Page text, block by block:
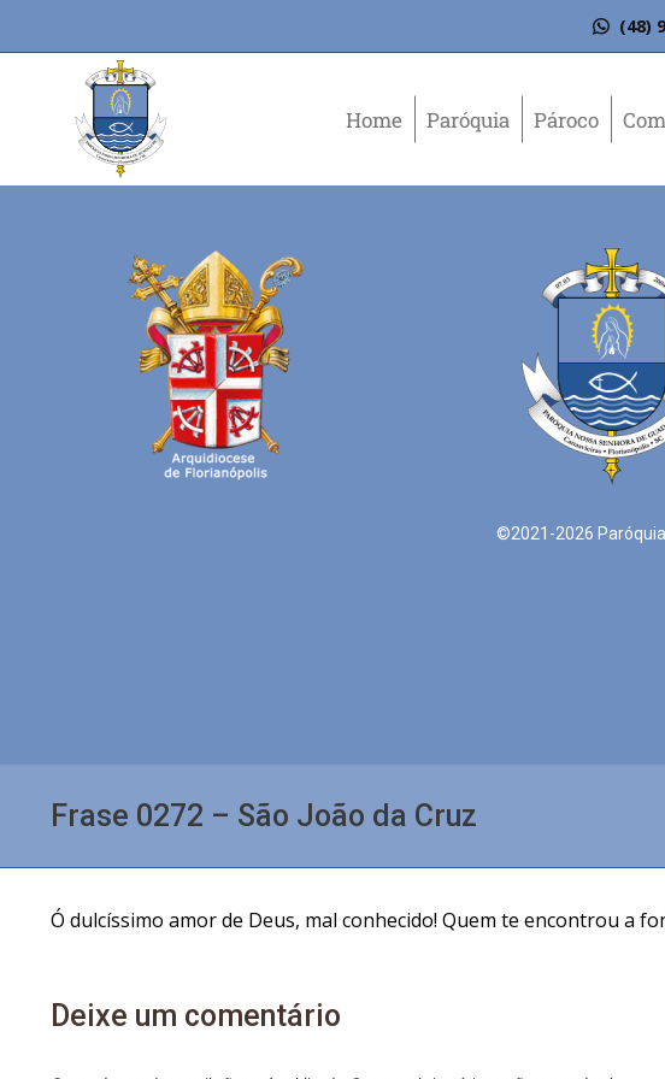
(48)
Home Paróquia Pároco
Frase 0272 – São João da Cruz
Ó dulcíssimo amor de Deus, mal conhecido! Quem te encontrou a
Deixe um comentário
©2021-2026 Paróquia